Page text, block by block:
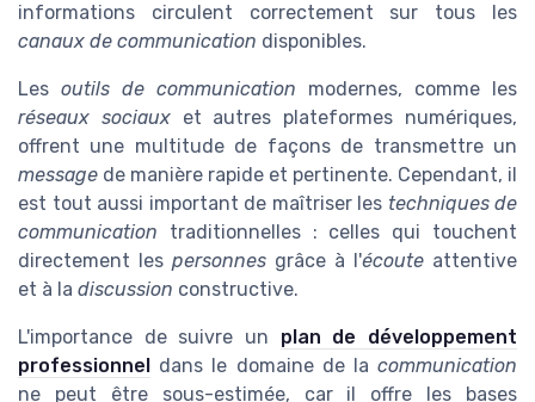
informations circulent correctement sur tous les
canaux de communication disponibles.
Les outils de communication modernes, comme les
réseaux sociauxet autres plateformes numériques,
offrent une multitude de façons de transmettre un
message de manière rapide et pertinente. Cependant, il
est tout aussi important de maîtriser les techniques de
communication traditionnelles : celles qui touchent
directement les personnes grâce à l'écoute attentive
et à la discussion constructive.
L'importance de suivre un plan de développement
professionnel dans le domaine de la communication
ne peut être sous-estimée, car il offre les bases